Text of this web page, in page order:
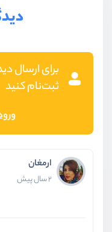
برای ارسال
ثبت‌نام کنید
ارمغان
2 سال پیش